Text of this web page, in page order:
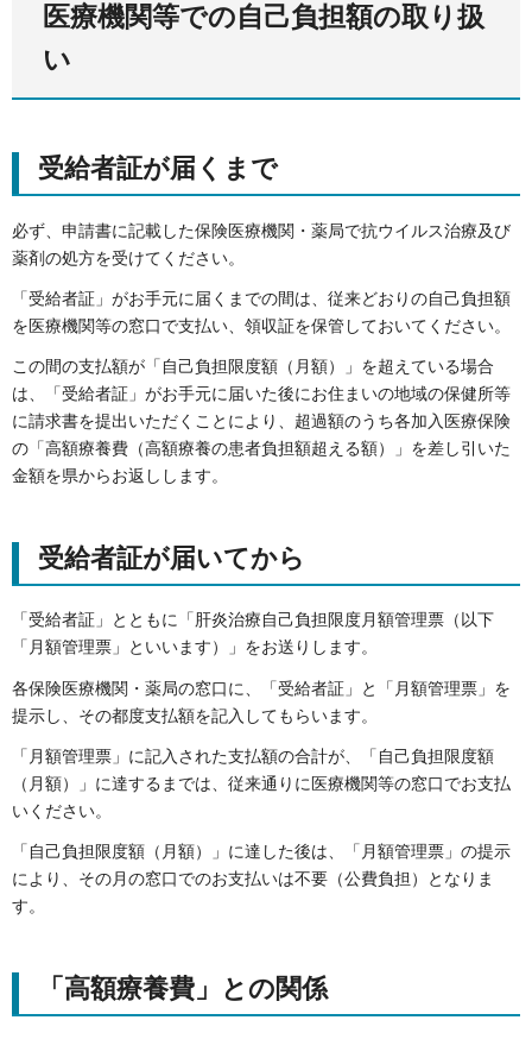
医療機関等での自己負担額の取り扱
い
受給者証が届くまで
必ず、申請書に記載した保険医療機関・薬局で抗ウイルス治療及び
薬剤の処方を受けてください。
「受給者証」がお手元に届くまでの間は、従来どおりの自己負担額
を医療機関等の窓口で支払い、領収証を保管しておいてください。
この間の支払額が「自己負担限度額（月額）」を超えている場合
は、「受給者証」がお手元に届いた後にお住まいの地域の保健所等
に請求書を提出いただくことにより、超過額のうち各加入医療保険
の「高額療養費（高額療養の患者負担額超える額）」を差し引いた
金額を県からお返しします。
受給者証が届いてから
「受給者証」とともに「肝炎治療自己負担限度月額管理票（以下
「月額管理票」といいます）」をお送りします。
各保険医療機関・薬局の窓口に、「受給者証」と「月額管理票」を
提示し、その都度支払額を記入してもらいます。
「月額管理票」に記入された支払額の合計が、「自己負担限度額
（月額）」に達するまでは、従来通りに医療機関等の窓口でお支払
いください。
「自己負担限度額（月額）」に達した後は、「月額管理票」の提示
により、その月の窓口でのお支払いは不要（公費負担）となりま
す。
「高額療養費」との関係